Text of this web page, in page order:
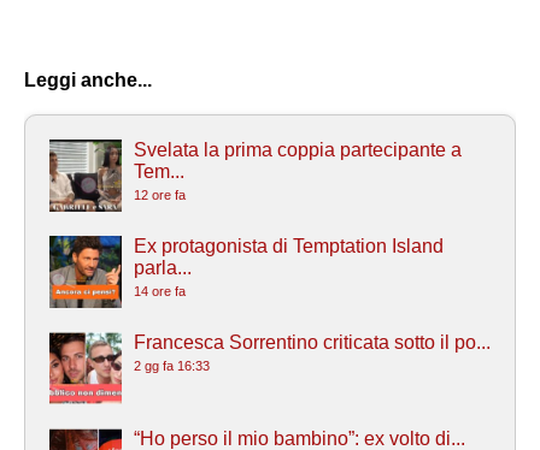
Leggi anche...
Svelata la prima coppia partecipante a
Tem...
12 ore fa
Ex protagonista di Temptation Island
parla...
14 ore fa
Francesca Sorrentino criticata sotto il po...
2 gg fa 16:33
“Ho perso il mio bambino”: ex volto di...